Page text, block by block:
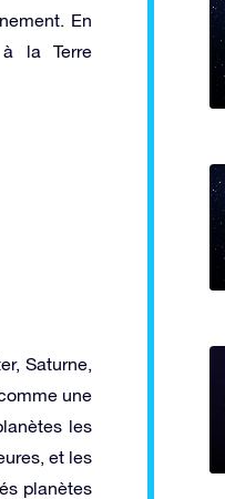
En
la Terre
Saturne,
une
les
et les
planètes